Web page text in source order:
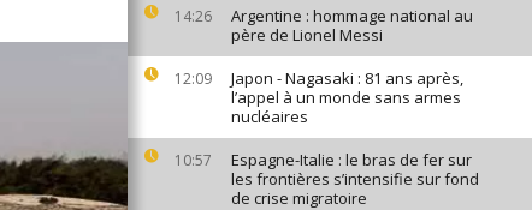
14:26
Argentine : hommage national au
père de Lionel Messi
12:09
Japon - Nagasaki : 81 ans après,
l’appel à un monde sans armes
nucléaires
10:57
Espagne-Italie : le bras de fer sur
les frontières s’intensifie sur fond
de crise migratoire